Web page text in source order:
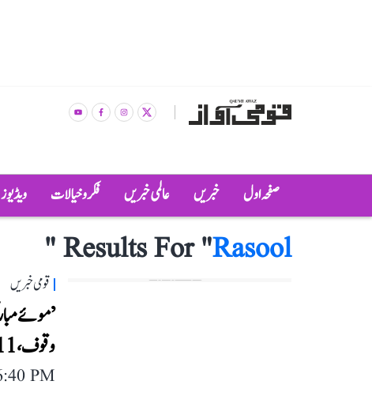
صفحہ اول خبریں عالمی خبریں فکر و خیالات ویڈیوز
Results For "Rasool
"
قومی خبریں
وقوف، 11 لاکھ روپے کی ٹھگی کا معاملہ درج
PM